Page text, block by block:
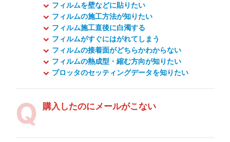
フィルムを壁などに貼りたい
フィルムの施工方法が知りたい
フィルム施工直後に白濁する
フィルムがすぐにはがれてしまう
フィルムの接着面がどちらかわからない
フィルムの熱成型・縮む方向が知りたい
プロッタのセッティングデータを知りたい
購入したのにメールがこない